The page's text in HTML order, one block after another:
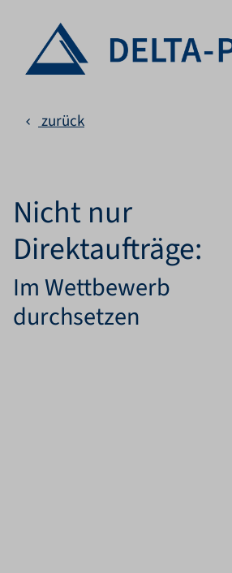
zurück
Nicht nur
Direktaufträge:
Im Wettbewerb
durchsetzen